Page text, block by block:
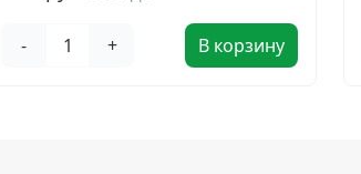
- + В корзину